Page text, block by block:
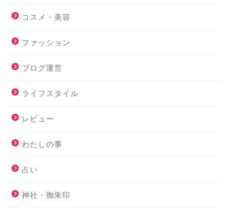
コスメ・美容
ファッション
ブログ運営
ライフスタイル
レビュー
わたしの事
占い
神社・御朱印